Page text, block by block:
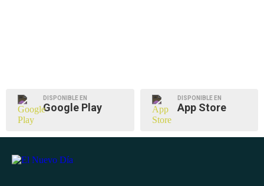
DISPONIBLE EN
Google Play
DISPONIBLE EN
App Store